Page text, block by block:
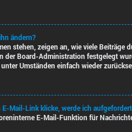
ändern?
stehen, zeigen an, wie viele
der Board-Administration festgelegt
Umständen einfach wieder
Mail-Link klicke, werde ich
E-Mail-Funktion für